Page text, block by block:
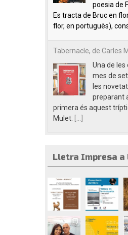
poesia de
Es tracta de Bruc en
flor, en portuguès),
Tabernacle, de Carles
Una de les
mes de
les
preparant
primera és aquest
Mulet:
Lletra Impresa a